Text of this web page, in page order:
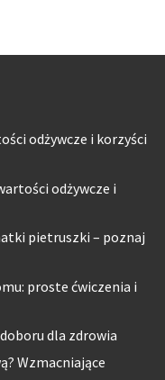
odżywcze i korzyści
odżywcze i
pietruszki – poznaj
proste ćwiczenia i
dla zdrowia
Wzmacniające